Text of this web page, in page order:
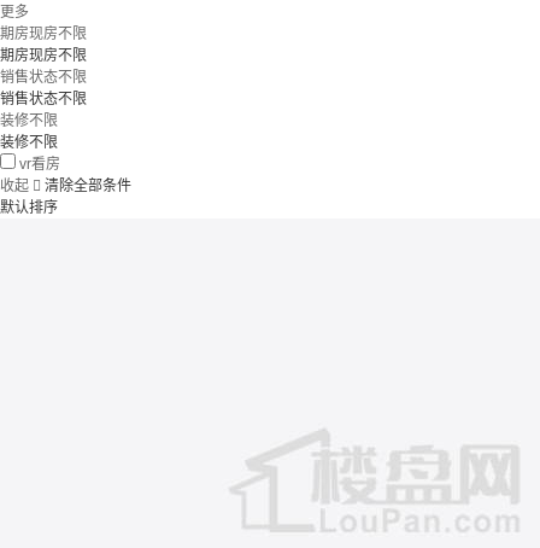
更多
期房现房不限
期房现房不限
销售状态不限
销售状态不限
装修不限
装修不限
vr看房
收起  清除全部条件
默认排序